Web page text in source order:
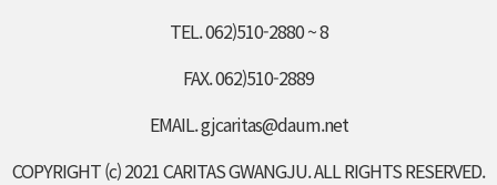
TEL. 062)510-2880 ~ 8
FAX. 062)510-2889
EMAIL. gjcaritas@daum.net
COPYRIGHT (c) 2021 CARITAS GWANGJU. ALL RIGHTS RESERVED.​